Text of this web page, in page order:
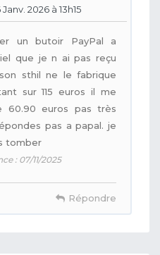
2026 à 13h15
un butoir PayPal a
que je n ai pas reçu
sthil ne le fabrique
sur 115 euros il me
60.90 euros pas très
pas a papal. je
tomber
: 07/11/2025
Répondre